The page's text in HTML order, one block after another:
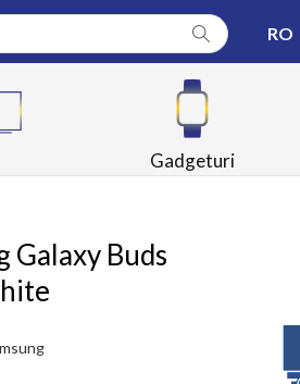
RO
Gadgeturi
Galaxy Buds